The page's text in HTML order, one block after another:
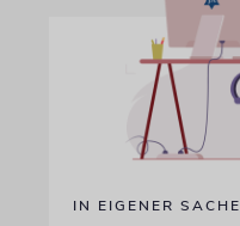
IN EIGENER SACHE